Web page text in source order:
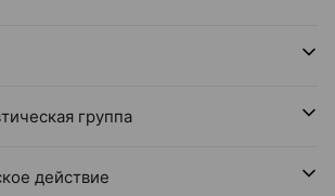
группа
действие